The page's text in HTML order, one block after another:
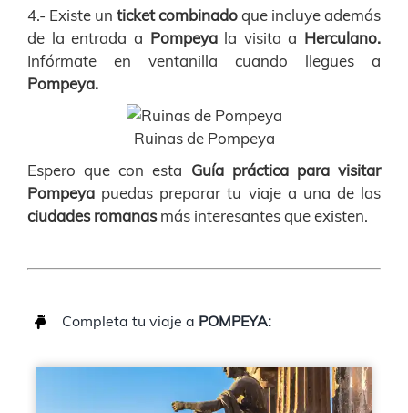
4.- Existe un ticket combinadoque incluye además
de la entrada a Pompeyala visita a Herculano.
Infórmate en ventanilla cuando llegues a
Pompeya.
Ruinas de Pompeya
Espero que con esta Guía práctica para visitar
Pompeya puedas preparar tu viaje a una de las
ciudades romanasmás interesantes que existen.
Completa tu viaje a POMPEYA: